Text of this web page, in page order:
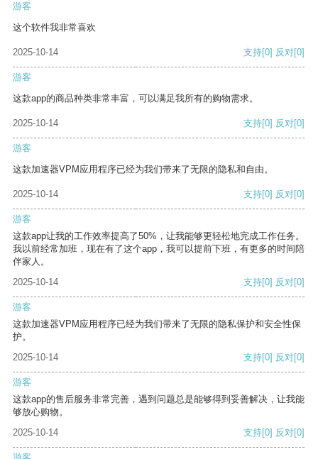
游客
这个软件我非常喜欢
2025-10-14 支持[0] 反对[0]
游客
这款app的商品种类非常丰富，可以满足我所有的购物需求。
2025-10-14 支持[0] 反对[0]
游客
这款加速器VPM应用程序已经为我们带来了无限的隐私和自由。
2025-10-14 支持[0] 反对[0]
游客
这款app让我的工作效率提高了50%，让我能够更轻松地完成工作任务。
我以前经常加班，现在有了这个app，我可以提前下班，有更多的时间陪
伴家人。
2025-10-14
支持[0] 反对[0]
游客
这款加速器VPM应用程序已经为我们带来了无限的隐私保护和安全性保
护。
2025-10-14
支持[0] 反对[0]
游客
这款app的售后服务非常完善，遇到问题总是能够得到妥善解决，让我能
够放心购物。
2025-10-14
支持[0] 反对[0]